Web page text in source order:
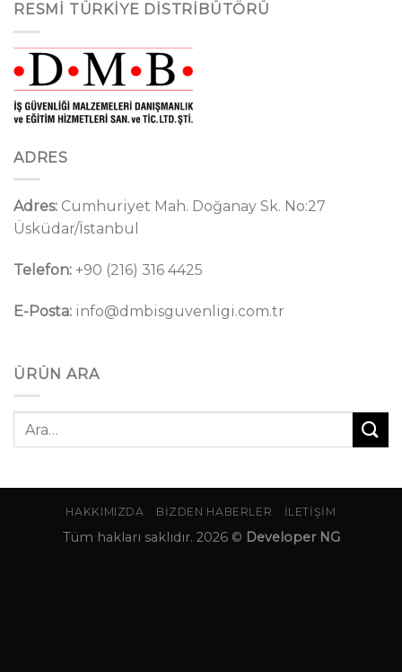
RESMI TÜRKIYE DISTRIBÜTÖRÜ
ADRES
Adres: Cumhuriyet Mah. Doğanay Sk. No:27
Üsküdar/İstanbul
Telefon: +90 (216) 316 4425
E-Posta: info@dmbisguvenligi.com.tr
ÜRÜN ARA
Ara:
HAKKIMIZDA BIZDEN HABERLER İLETIŞIM
Tüm hakları saklıdır. 2026 © Developer NG